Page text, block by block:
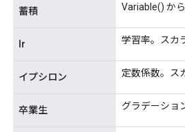
蓄積 Variable() か
lr 学習率。スカ
イプシロン 定数係数。ス
卒業生 グラデーショ